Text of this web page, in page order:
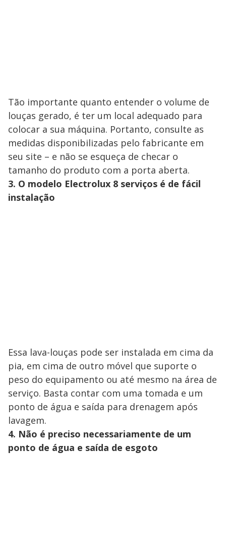
Tão importante quanto entender o volume de
louças gerado, é ter um local adequado para
colocar a sua máquina. Portanto, consulte as
medidas disponibilizadas pelo fabricante em
seu site – e não se esqueça de checar o
tamanho do produto com a porta aberta.
3. O modelo Electrolux 8 serviços é de fácil
instalação
Essa lava-louças pode ser instalada em cima da
pia, em cima de outro móvel que suporte o
peso do equipamento ou até mesmo na área de
serviço. Basta contar com uma tomada e um
ponto de água e saída para drenagem após
lavagem.
4. Não é preciso necessariamente de um
ponto de água e saída de esgoto